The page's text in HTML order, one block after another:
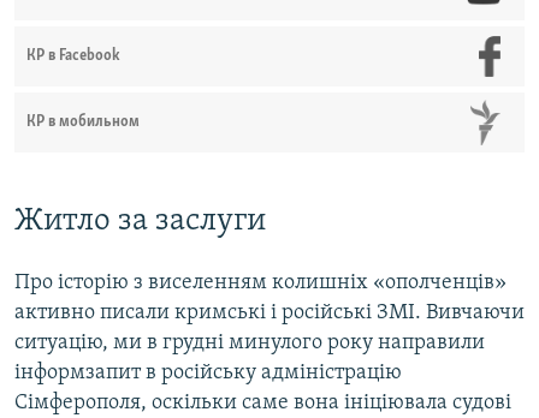
КР в Facebook
КР в мобильном
Житло за заслуги
Про історію з виселенням колишніх «ополченців»
активно писали кримські і російські ЗМІ. Вивчаючи
ситуацію, ми в грудні минулого року направили
інформзапит в російську адміністрацію
Сімферополя, оскільки саме вона ініціювала судові